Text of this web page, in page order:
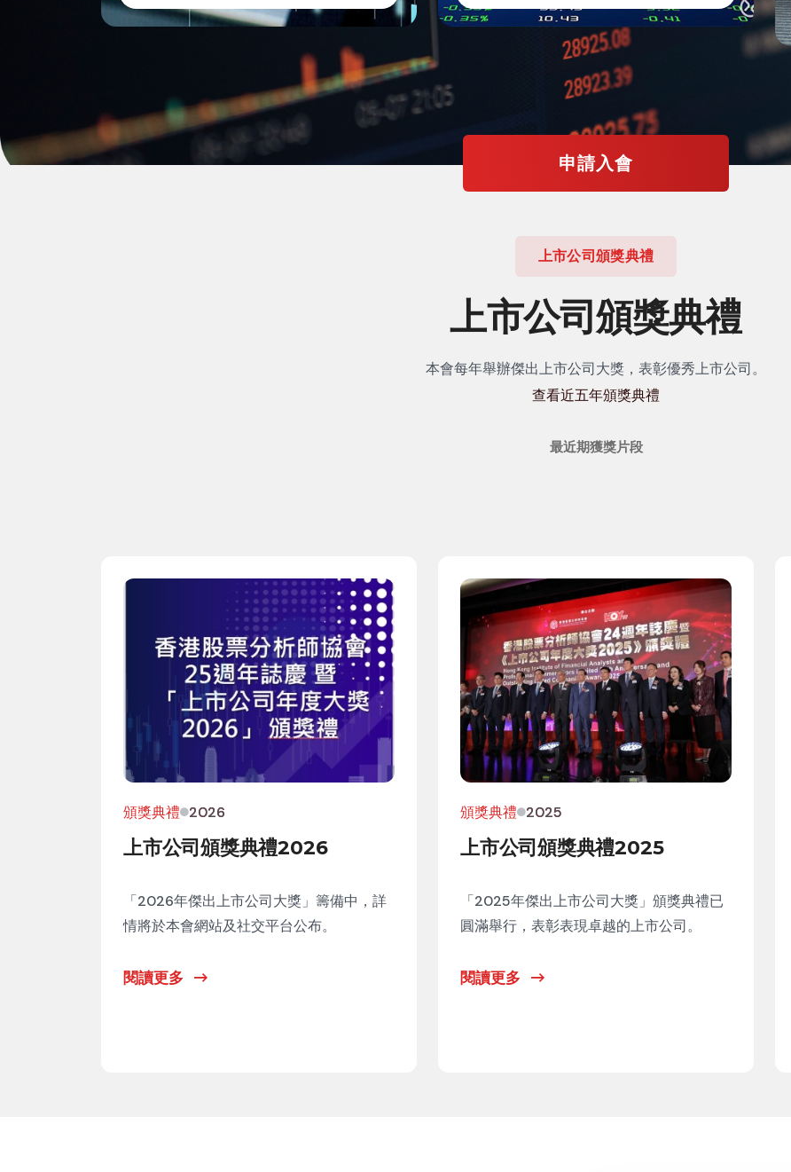
申請入會
上市公司頒獎典禮
上市公司頒獎典禮
本會每年舉辦傑出上市公司大獎，表彰優秀上市公司。
查看近五年頒獎典禮
最近期獲獎片段
頒獎典禮 2026
上市公司頒獎典禮2026
「2026年傑出上市公司大獎」籌備中，詳
情將於本會網站及社交平台公布。
閱讀更多
頒獎典禮 2025
上市公司頒獎典禮2025
「2025年傑出上市公司大獎」頒獎典禮已
圓滿舉行，表彰表現卓越的上市公司。
閱讀更多